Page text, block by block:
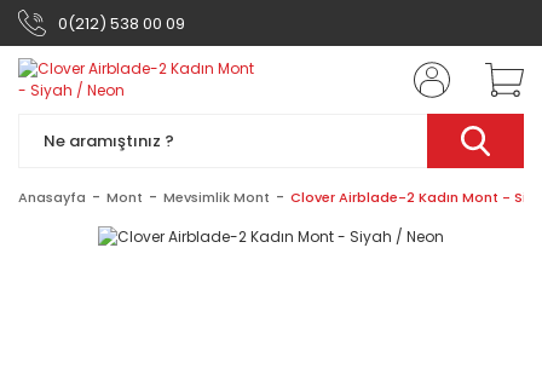
0(212) 538 00 09
Anasayfa Mont Mevsimlik Mont Clover Airblade-2 Kadın Mont -